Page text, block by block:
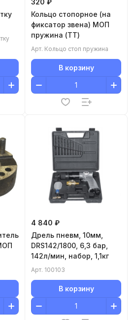
320 ₽
Кольцо стопорное (на
фиксатор звена) МОП
пружина (ТТ)
Арт. Кольцо стоп пружина
В корзину
4 840 ₽
Дрель пневм, 10мм,
DRS142/1800, 6,3 бар,
142л/мин, набор, 1,1кг
Арт. 100103
В корзину